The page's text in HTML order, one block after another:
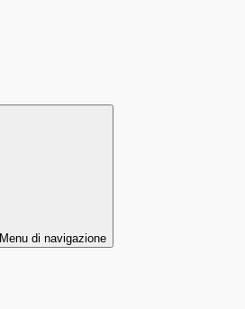
Menu di navigazione